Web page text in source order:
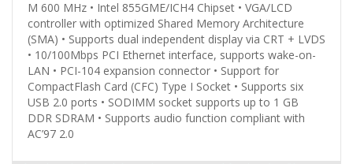
M 600 MHz • Intel 855GME/ICH4 Chipset • VGA/LCD
controller with optimized Shared Memory Architecture
(SMA) • Supports dual independent display via CRT + LVDS
• 10/100Mbps PCI Ethernet interface, supports wake-on-
LAN • PCI-104 expansion connector • Support for
CompactFlash Card (CFC) Type I Socket • Supports six
USB 2.0 ports • SODIMM socket supports up to 1 GB
DDR SDRAM • Supports audio function compliant with
AC’97 2.0